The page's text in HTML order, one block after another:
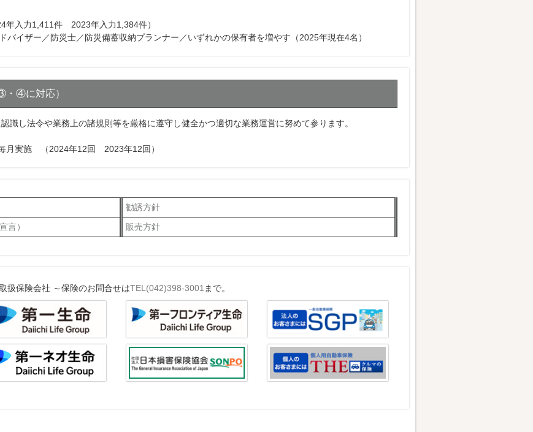
年入力1,411件 2023年入力1,384件）
バイザー／防災士／防災備蓄収納プランナー／いずれかの保有者を増やす（2025年現在4名）
④に対応）
識し法令や業務上の諸規則等を厳格に遵守し健全かつ適切な業務運営に努めて参ります。
月実施 （2024年12回 2023年12回）
勧誘方針
言）
販売方針
扱保険会社 ～保険のお問合せはTEL(042)398-3001 まで。